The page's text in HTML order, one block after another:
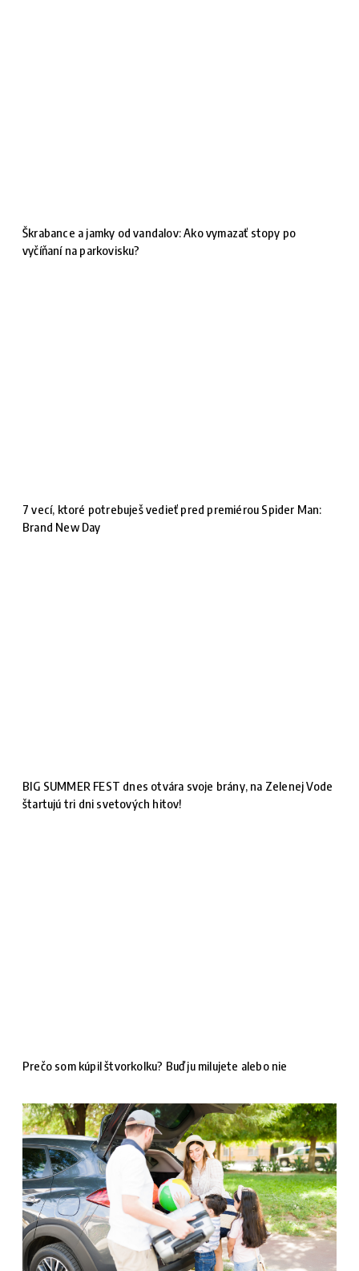
Škrabance a jamky od vandalov: Ako vymazať stopy po
vyčíňaní na parkovisku?
7 vecí, ktoré potrebuješ vedieť pred premiérou Spider Man:
Brand New Day
BIG SUMMER FEST dnes otvára svoje brány, na Zelenej Vode
štartujú tri dni svetových hitov!
Prečo som kúpil štvorkolku? Buď ju milujete alebo nie